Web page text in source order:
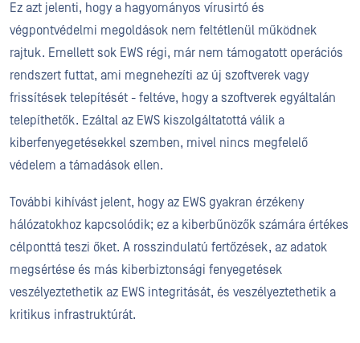
Ez azt jelenti, hogy a hagyományos vírusirtó és
végpontvédelmi megoldások nem feltétlenül működnek
rajtuk. Emellett sok EWS régi, már nem támogatott operációs
rendszert futtat, ami megnehezíti az új szoftverek vagy
frissítések telepítését - feltéve, hogy a szoftverek egyáltalán
telepíthetők. Ezáltal az EWS kiszolgáltatottá válik a
kiberfenyegetésekkel szemben, mivel nincs megfelelő
védelem a támadások ellen.
További kihívást jelent, hogy az EWS gyakran érzékeny
hálózatokhoz kapcsolódik; ez a kiberbűnözők számára értékes
célponttá teszi őket. A rosszindulatú fertőzések, az adatok
megsértése és más kiberbiztonsági fenyegetések
veszélyeztethetik az EWS integritását, és veszélyeztethetik a
kritikus infrastruktúrát.